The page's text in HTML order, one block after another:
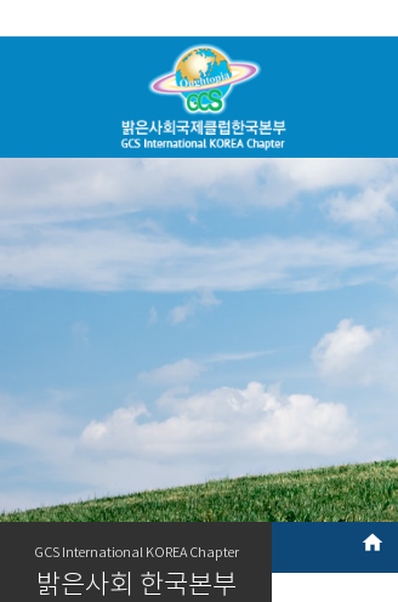
home
GCS International KOREA Chapter
밝은사회 한국본부